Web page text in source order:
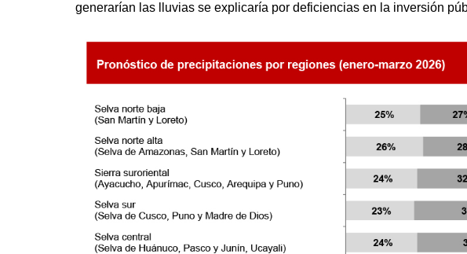
generarían las lluvias se explicaría por deficiencias en la inversión